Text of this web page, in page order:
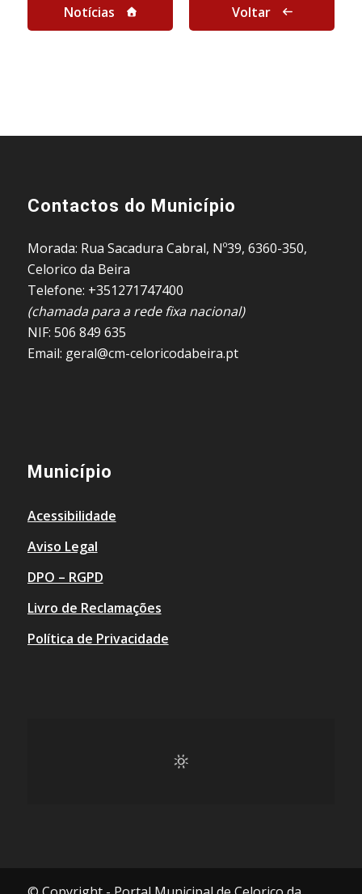
Notícias Voltar
Contactos do Município
Morada: Rua Sacadura Cabral, Nº39, 6360-350,
Celorico da Beira
Telefone: +351271747400
(chamada para a rede fixa nacional)
NIF: 506 849 635
Email: geral@cm-celoricodabeira.pt
Município
Acessibilidade
Aviso Legal
DPO – RGPD
Livro de Reclamações
Política de Privacidade